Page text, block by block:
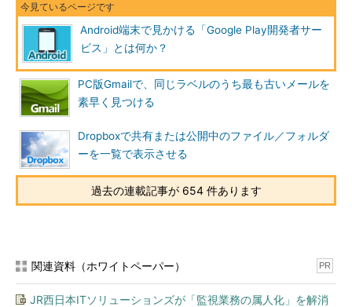
Android端末で見かける「Google Play開発者サー
ビス」とは何か？
PC版Gmailで、同じラベルのうち最も古いメールを
素早く見つける
Dropboxで共有または公開中のファイル／フォルダ
ーを一覧で表示させる
過去の連載記事が 654 件あります
関連資料（ホワイトペーパー） PR
JR西日本ITソリューションズが「監視業務の属人化」を解消